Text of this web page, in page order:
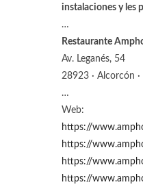
instalaciones y les
…
Restaurante
Av. Leganés, 54
28923 · Alcorcón ·
…
Web:
https://
https://
https://
https://